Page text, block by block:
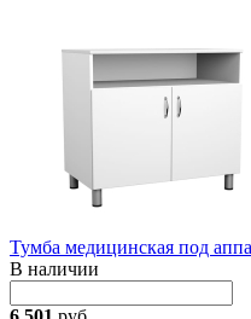
Тумба медицинская под
В наличии